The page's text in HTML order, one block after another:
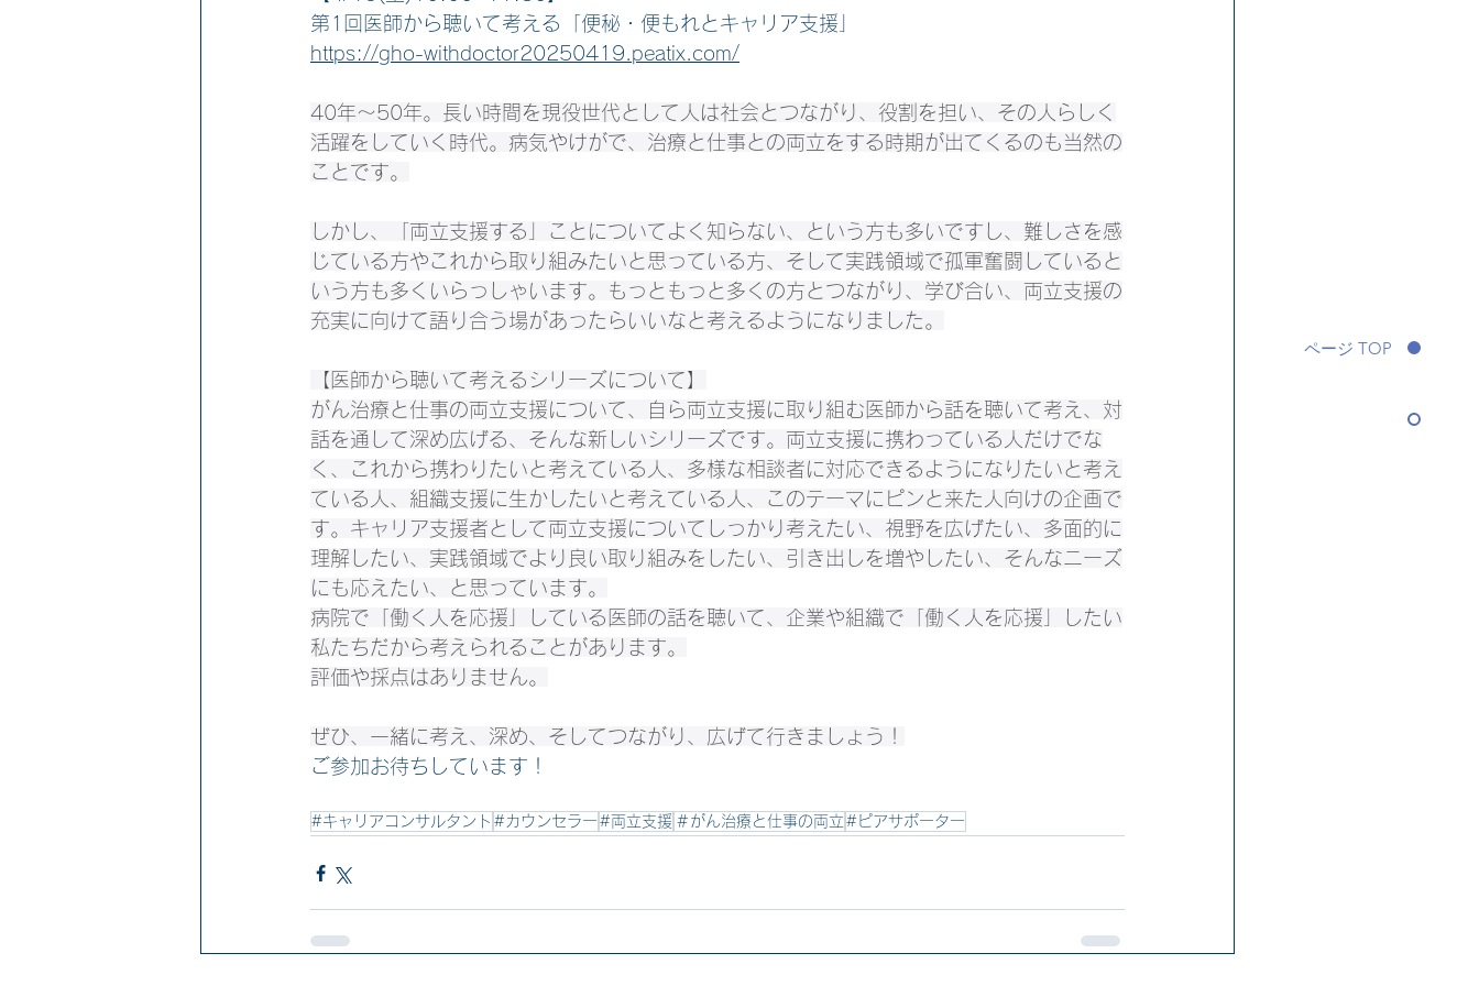
ページ TOP
第1回 医師から聴いて考える「便秘・便もれとキャリア支援」
https://gho-withdoctor20250419.peatix.com/
40年～50年。長い時間を現役世代として人は社会とつながり、役割を担い、その人らしく
活躍をしていく時代。病気やけがで、治療と仕事との両立をする時期が出てくるのも当然の
ことです。
しかし、「両立支援する」ことについてよく知らない、という方も多いですし、難しさを感
じている方やこれから取り組みたいと思っている方、そして実践領域で孤軍奮闘していると
いう方も多くいらっしゃいます。もっともっと多くの方とつながり、学び合い、両立支援の
充実に向けて語り合う場があったらいいなと考えるようになりました。
【医師から聴いて考えるシリーズについて】
がん治療と仕事の両立支援について、自ら両立支援に取り組む医師から話を聴いて考え、対
話を通して深め広げる、そんな新しいシリーズです。両立支援に携わっている人だけでな
く、これから携わりたいと考えている人、多様な相談者に対応できるようになりたいと考え
ている人、組織支援に生かしたいと考えている人、このテーマにピンと来た人向けの企画で
す。キャリア支援者として両立支援についてしっかり考えたい、視野を広げたい、多面的に
理解したい、実践領域でより良い取り組みをしたい、引き出しを増やしたい、そんなニーズ
にも応えたい、と思っています。
病院で「働く人を応援」している医師の話を聴いて、企業や組織で「働く人を応援」したい
私たちだから考えられることがあります。
評価や採点はありません。
ぜひ、一緒に考え、深め、そしてつながり、広げて行きましょう！
ご参加お待ちしています！
#キャリアコンサルタント #カウンセラー #両立支援 ＃がん治療と仕事の両立 #ピアサポーター